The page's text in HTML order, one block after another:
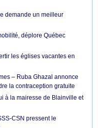
demande un meilleur
déplore Québec
les églises vacantes en
– Ruba Ghazal annonce
la contraception gratuite
à la mairesse de Blainville et
CSN pressent le